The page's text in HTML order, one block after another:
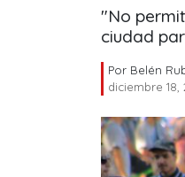
"No
ciudad
Por Belén
diciembre 18,